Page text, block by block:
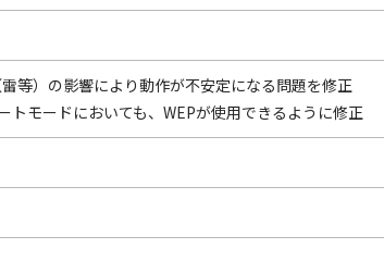
等）の影響により動作が不安定になる問題を修正
トモードにおいても、WEPが使用できるように修正